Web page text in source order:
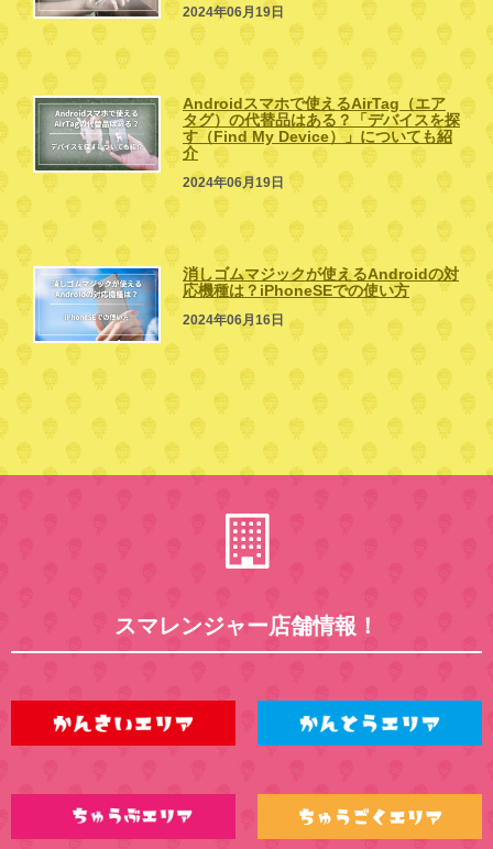
2024年06月19日
Androidスマホで使えるAirTag（エア
タグ）の代替品はある？「デバイスを探
す（Find My Device）」についても紹
介
2024年06月19日
消しゴムマジックが使えるAndroidの対
応機種は？iPhoneSEでの使い方
2024年06月16日
スマレンジャー店舗情報！